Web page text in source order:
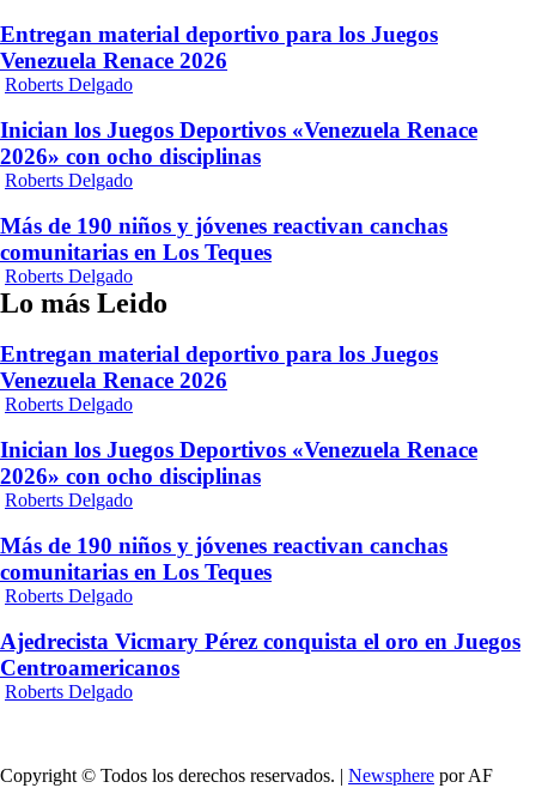
Entregan material deportivo para los Juegos
Venezuela Renace 2026
Roberts Delgado
Inician los Juegos Deportivos «Venezuela Renace
2026» con ocho disciplinas
Roberts Delgado
Más de 190 niños y jóvenes reactivan canchas
comunitarias en Los Teques
Roberts Delgado
Lo más Leido
Entregan material deportivo para los Juegos
Venezuela Renace 2026
Roberts Delgado
Inician los Juegos Deportivos «Venezuela Renace
2026» con ocho disciplinas
Roberts Delgado
Más de 190 niños y jóvenes reactivan canchas
comunitarias en Los Teques
Roberts Delgado
Ajedrecista Vicmary Pérez conquista el oro en Juegos
Centroamericanos
Roberts Delgado
Copyright © Todos los derechos reservados. | Newsphere por AF